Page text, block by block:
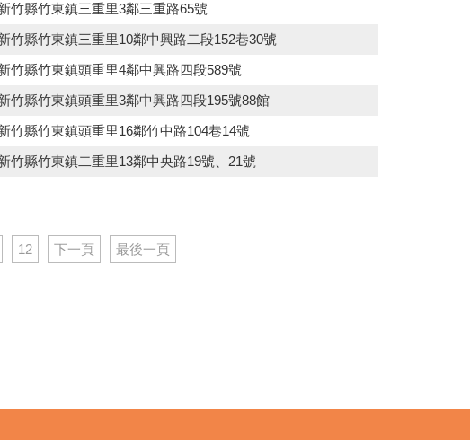
竹縣竹東鎮三重里3鄰三重路65號
竹縣竹東鎮三重里10鄰中興路二段152巷30號
竹縣竹東鎮頭重里4鄰中興路四段589號
竹縣竹東鎮頭重里3鄰中興路四段195號88館
竹縣竹東鎮頭重里16鄰竹中路104巷14號
竹縣竹東鎮二重里13鄰中央路19號、21號
12 下一頁 最後一頁